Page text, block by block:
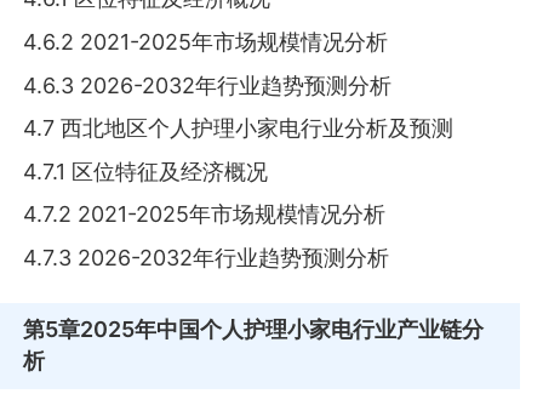
4.6.2 2021-2025年市场规模情况分析
4.6.3 2026-2032年行业趋势预测分析
4.7 西北地区个人护理小家电行业分析及预测
4.7.1 区位特征及经济概况
4.7.2 2021-2025年市场规模情况分析
4.7.3 2026-2032年行业趋势预测分析
第5章2025年中国个人护理小家电行业产业链分
析